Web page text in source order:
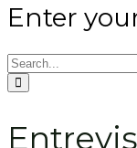
Enter